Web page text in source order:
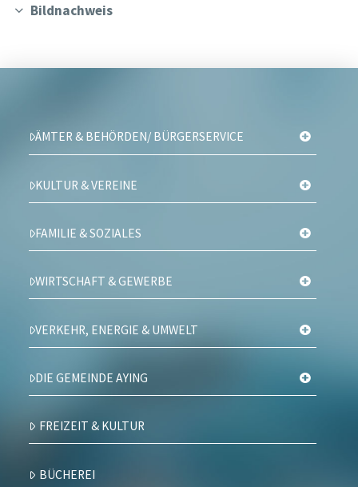
Bildnachweis
ÄMTER & BEHÖRDEN/ BÜRGERSERVICE
KULTUR & VEREINE
FAMILIE & SOZIALES
WIRTSCHAFT & GEWERBE
VERKEHR, ENERGIE & UMWELT
DIE GEMEINDE AYING
FREIZEIT & KULTUR
BÜCHEREI